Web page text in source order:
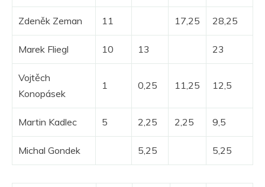
Zdeněk Zeman 11 17,25 28,25
Marek Fliegl 10 13 23
Vojtěch
Konopásek
1 0,25 11,25 12,5
Martin Kadlec 5 2,25 2,25 9,5
Michal Gondek 5,25 5,25